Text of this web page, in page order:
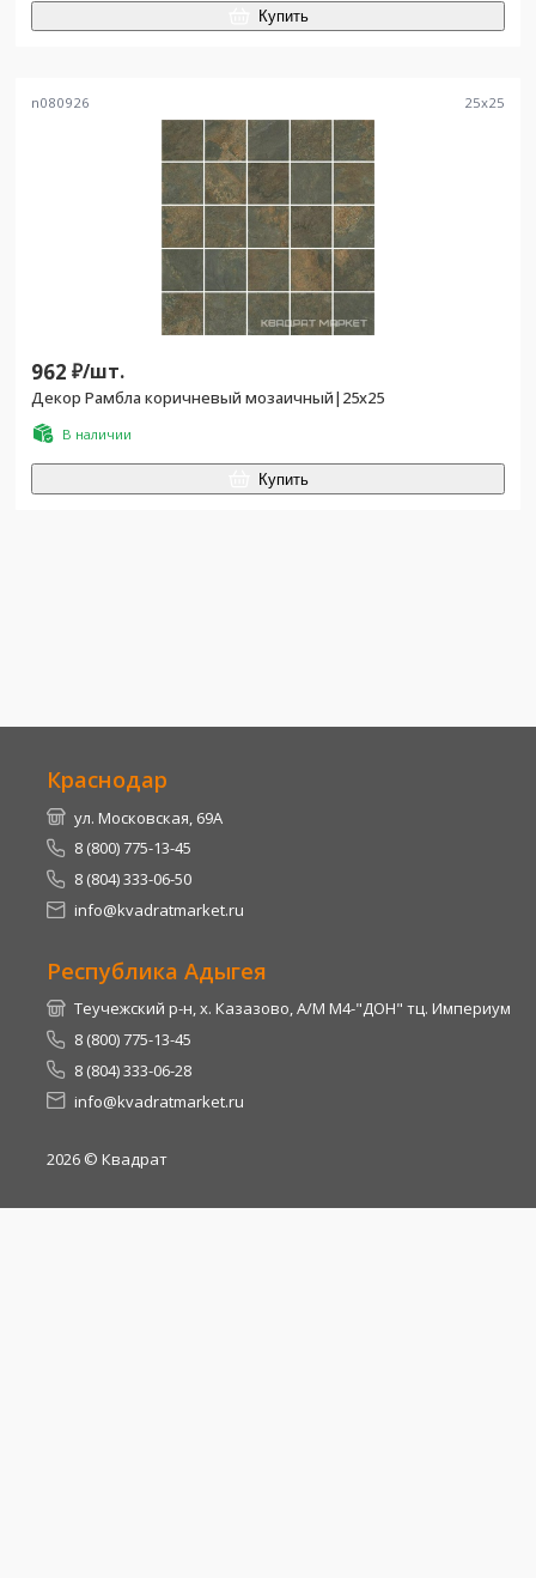
Купить
n080926 25x25
962 ₽/шт.
Декор Рамбла коричневый мозаичный|25x25
В наличии
Купить
Краснодар
ул. Московская, 69А
8 (800) 775-13-45
8 (804) 333-06-50
info@kvadratmarket.ru
Республика Адыгея
Теучежский р-н, х. Казазово, А/М М4-"ДОН" тц. Империум
8 (800) 775-13-45
8 (804) 333-06-28
info@kvadratmarket.ru
2026 © Квадрат